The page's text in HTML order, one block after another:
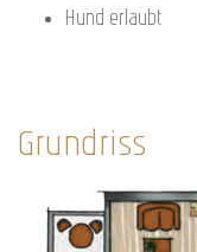
Hund erlaubt
Grundriss